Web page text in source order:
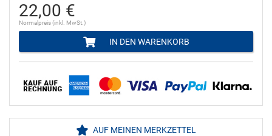
22,00 €
Normalpreis (inkl. MwSt.)
IN DEN WARENKORB
AUF MEINEN MERKZETTEL